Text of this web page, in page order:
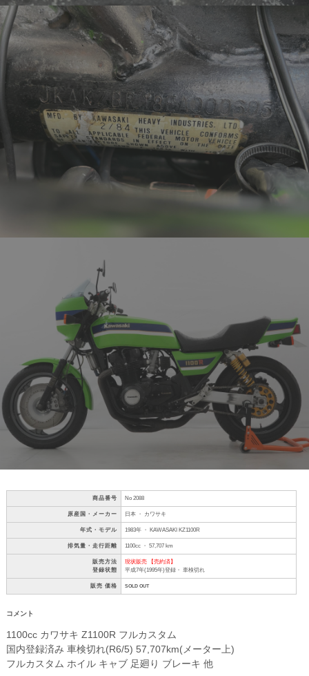
商品番号 No 2088
原産国・メーカー 日本 ・ カワサキ
年式・モデル 1983年 ・ KAWASAKI KZ1100R
排気量・走行距離 1100cc ・ 57,707 km
販売方法
登録状態
現状販売 【売約済】
平成7年(1995年)登録・ 車検切れ
販売 価格 SOLD OUT
コメント
1100cc カワサキ Z1100R フルカスタム
国内登録済み 車検切れ(R6/5) 57,707km(メーター上)
フルカスタム ホイル キャブ 足廻り ブレーキ 他